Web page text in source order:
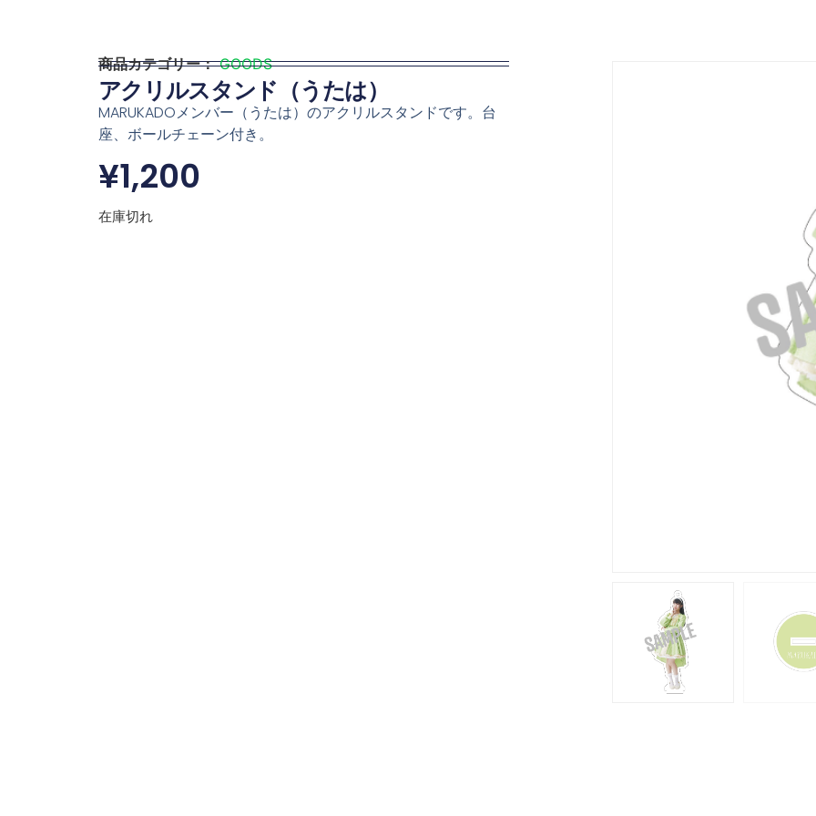
商品カテゴリー： GOODS
アクリルスタンド（うたは）
MARUKADOメンバー（うたは）のアクリルスタンドです。台
座、ボールチェーン付き。
¥1,200
在庫切れ